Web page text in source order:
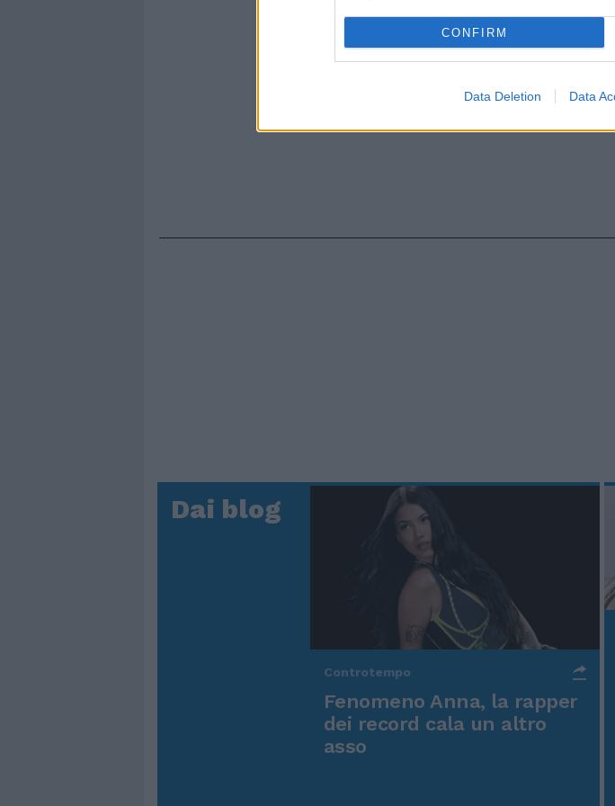
CONFIRM
Data Deletion Data
Dai blog
Controtempo
Fenomeno Anna, la rapper
dei record cala un altro
asso